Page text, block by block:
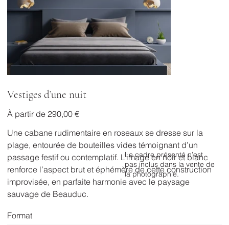
Vestiges d’une nuit
À partir de Prix
290,00 €
Une cabane rudimentaire en roseaux se dresse sur la
plage, entourée de bouteilles vides témoignant d’un
passage festif ou contemplatif. L’image en noir et blanc
renforce l’aspect brut et éphémère de cette construction
improvisée, en parfaite harmonie avec le paysage
sauvage de Beauduc.
Format
Le cadre présenté n’est
pas inclus dans la vente de
la photographie.